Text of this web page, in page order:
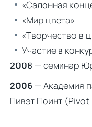
«Салонная
«Мир цвета»
«Творчество в
Участие в
2008 — семинар
2006 — Академия
Пивэт Поинт (Pivot